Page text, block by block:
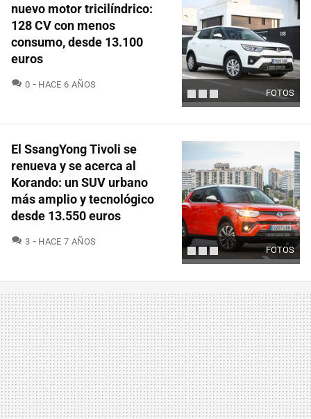
FOTOS
nuevo motor tricilíndrico:
128 CV con menos
consumo, desde 13.100
euros
0 COMENTARIOS
HACE 6 AÑOS
FOTOS
El SsangYong Tivoli se
renueva y se acerca al
Korando: un SUV urbano
más amplio y tecnológico
desde 13.550 euros
3 COMENTARIOS
HACE 7 AÑOS